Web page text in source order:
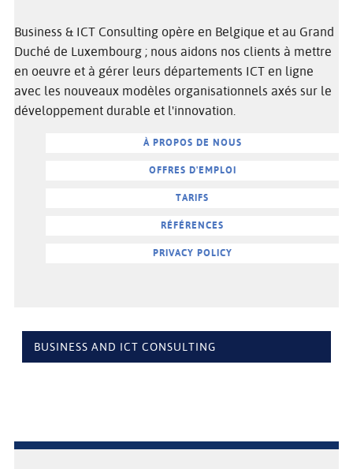
Business & ICT Consulting opère en Belgique et au Grand
Duché de Luxembourg ; nous aidons nos clients à mettre
en oeuvre et à gérer leurs départements ICT en ligne
avec les nouveaux modèles organisationnels axés sur le
développement durable et l'innovation.
À PROPOS DE NOUS
OFFRES D'EMPLOI
TARIFS
RÉFÉRENCES
PRIVACY POLICY
BUSINESS AND ICT CONSULTING